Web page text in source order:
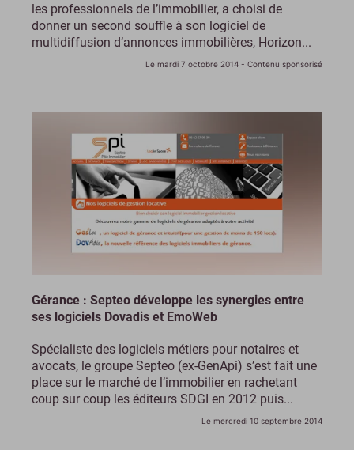
les professionnels de l’immobilier, a choisi de
donner un second souffle à son logiciel de
multidiffusion d’annonces immobilières, Horizon...
Le mardi 7 octobre 2014 - Contenu sponsorisé
Gérance : Septeo développe les synergies entre
ses logiciels Dovadis et EmoWeb
Spécialiste des logiciels métiers pour notaires et
avocats, le groupe Septeo (ex-GenApi) s’est fait une
place sur le marché de l’immobilier en rachetant
coup sur coup les éditeurs SDGI en 2012 puis...
Le mercredi 10 septembre 2014